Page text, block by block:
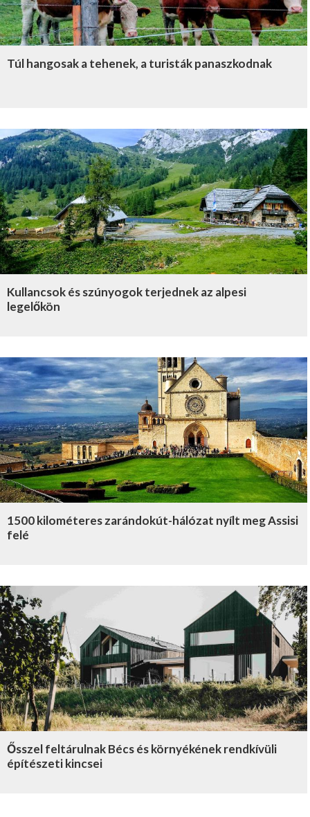
Túl hangosak a tehenek, a turisták panaszkodnak
Kullancsok és szúnyogok terjednek az alpesi
legelőkön
1500 kilométeres zarándokút-hálózat nyílt meg Assisi
felé
Ősszel feltárulnak Bécs és környékének rendkívüli
építészeti kincsei